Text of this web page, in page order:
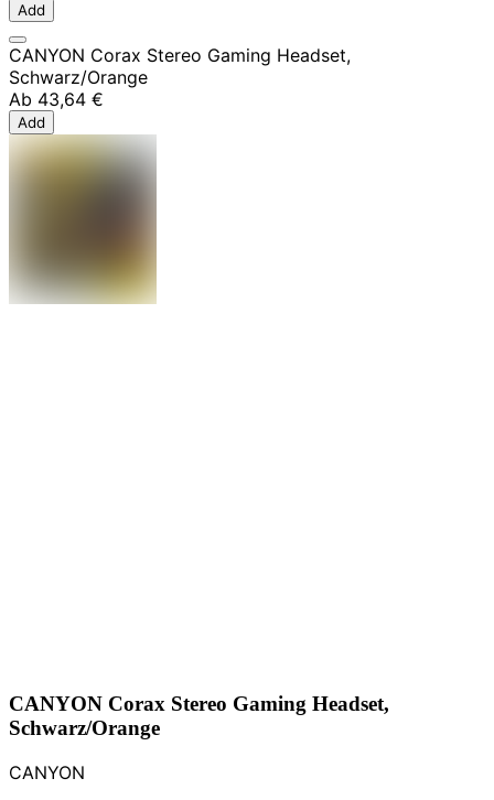
Add
CANYON Corax Stereo Gaming Headset,
Schwarz/Orange
Ab 43,64 €
Add
CANYON Corax Stereo Gaming Headset,
Schwarz/Orange
CANYON